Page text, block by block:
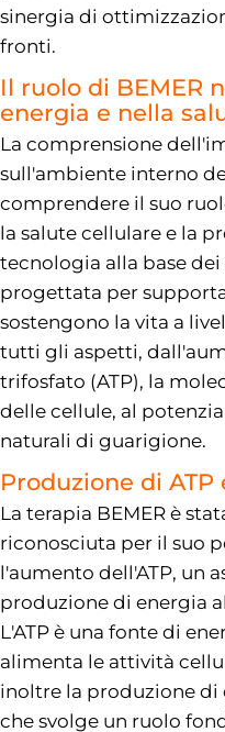
sinergia di
fronti.
Il ruolo di BEMER
energia e nella
La comprensione
sull'ambiente interno
comprendere il suo
la salute cellulare e la
tecnologia alla base dei
progettata per
sostengono la vita a
tutti gli aspetti,
trifosfato (ATP), la
delle cellule, al
naturali di guarigione.
Produzione di
La terapia BEMER è
riconosciuta per il suo
l'aumento dell'ATP, un
produzione di energia
L'ATP è una fonte di
alimenta le attività
inoltre la produzione
che svolge un ruolo